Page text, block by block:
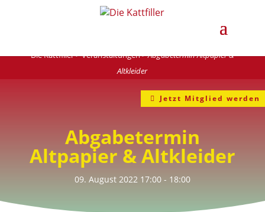
Die Kattfiller>Veranstaltungen>Abgabetermin Altpapier &
Altkleider
Jetzt Mitglied werden
Abgabetermin
Altpapier & Altkleider
09. August 202217:00- 18:00